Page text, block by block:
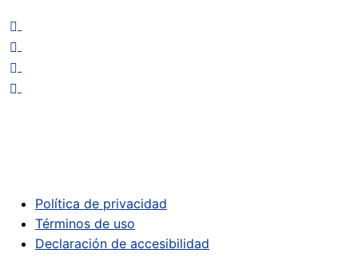
Política de privacidad
Términos de uso
Declaración de accesibilidad